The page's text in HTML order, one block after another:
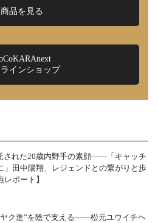
商品を見る
インショップ
された20歳内野手の素顔――「キャッチ
」田中陽翔、レジェンドとの繋がりと歩
ポート】
ヤク進”を陰で支える――松元ユウイチヘ